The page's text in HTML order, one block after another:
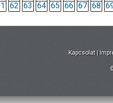
62 63 64 65 66 67 68
Kapcsolat |